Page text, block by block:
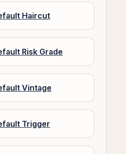
Haircut
Risk Grade
Vintage
Trigger